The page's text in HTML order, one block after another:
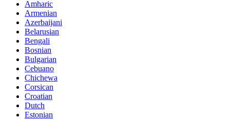
Amharic
Armenian
Azerbaijani
Belarusian
Bengali
Bosnian
Bulgarian
Cebuano
Chichewa
Corsican
Croatian
Dutch
Estonian